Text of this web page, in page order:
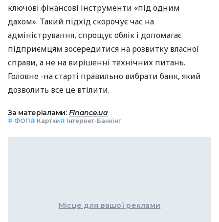
ключові фінансові інструменти «під одним
дахом». Такий підхід скорочує час на
адміністрування, спрощує облік і допомагає
підприємцям зосередитися на розвитку власної
справи, а не на вирішенні технічних питань.
Головне -на старті правильно вибрати банк, який
дозволить все це втілити.
За матеріалами: Finance.ua
# ФОП# Картки# Інтернет-Банкінг
Місце для вашої реклами